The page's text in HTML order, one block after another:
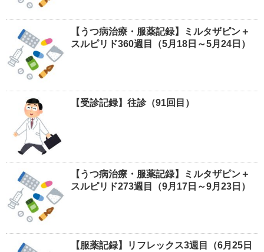
【うつ病治療・服薬記録】ミルタザピン＋
スルピリド360週目（5月18日～5月24日）
【受診記録】往診（91回目）
【うつ病治療・服薬記録】ミルタザピン＋
スルピリド273週目（9月17日～9月23日）
【服薬記録】リフレックス3週目（6月25日